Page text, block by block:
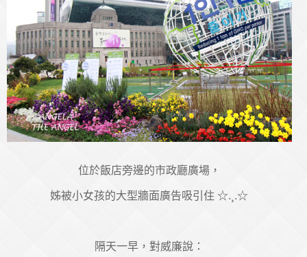
位於飯店旁邊的市政廳廣場，
姊被小女孩的大型牆面廣告吸引住 ☆.¸.☆
隔天一早，對威廉說：